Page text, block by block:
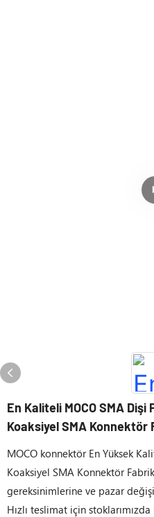
En Kaliteli MOCO SMA Dişi
Koaksiyel SMA Konnektör
MOCO konnektör En Yüksek
Koaksiyel SMA Konnektör
gereksinimlerine ve pazar
Hızlı teslimat için